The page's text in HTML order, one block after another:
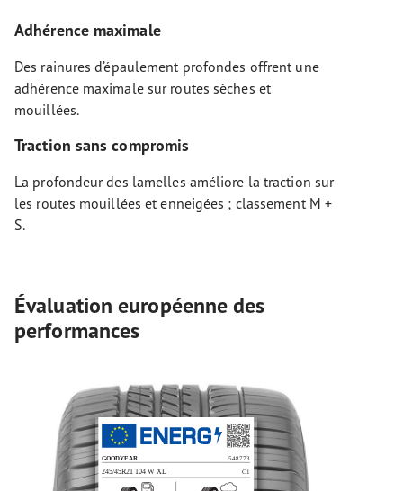
Adhérence maximale
Des rainures d’épaulement profondes offrent une
adhérence maximale sur routes sèches et
mouillées.
Traction sans compromis
La profondeur des lamelles améliore la traction sur
les routes mouillées et enneigées ; classement M +
S.
Évaluation européenne des
performances